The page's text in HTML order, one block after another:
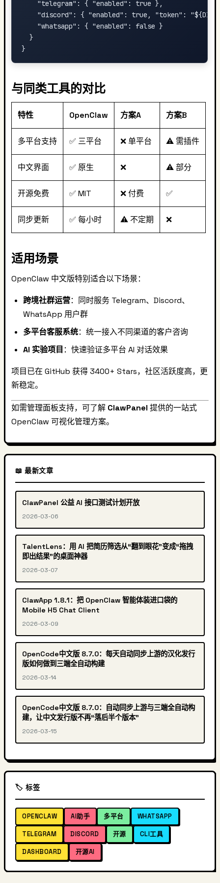
    "telegram": { "enabled": true },
"discord": { "enabled": true, "token":
    "whatsapp": { "enabled": false }
  }
与同类工具的对比
特性 OpenClaw 方案A 方案B
多平台支持 ✅ 三平台 ❌ 单平台 ⚠️ 需插件
中文界面 ✅ 原生 ❌ ⚠️ 部分
开源免费 ✅ MIT ❌ 付费 ✅
同步更新 ✅ 每小时 ⚠️ 不定期 ❌
适用场景
OpenClaw 中文版特别适合以下场景：
跨境社群运营：同时服务 Telegram、Discord、
WhatsApp 用户群
多平台客服系统：统一接入不同渠道的客户咨询
AI 实验项目 ：快速验证多平台 AI 对话效果
项目已在 GitHub 获得 3400+ Stars，社区活跃度高，更
新稳定。
如需管理面板支持，可了解 ClawPanel 提供的一站式
OpenClaw 可视化管理方案。
📖 最新文章
ClawPanel 公益 AI 接口测试计划开放
2026-03-06
TalentLens：用 AI 把简历筛选从“翻到眼花”变成“拖拽
即出结果”的桌面神器
2026-03-07
ClawApp 1.8.1：把 OpenClaw 智能体装进口袋的
Mobile H5 Chat Client
2026-03-09
OpenCode中文版 8.7.0：每天自动同步上游的汉化发行
版如何做到三端全自动构建
2026-03-14
OpenCode中文版 8.7.0：自动同步上游与三端全自动构
建，让中文发行版不再“落后半个版本”
2026-03-15
🏷️ 标签
OPENCLAW AI助手 多平台 WHATSAPP
TELEGRAM DISCORD 开源 CLI工具
DASHBOARD 开源AI